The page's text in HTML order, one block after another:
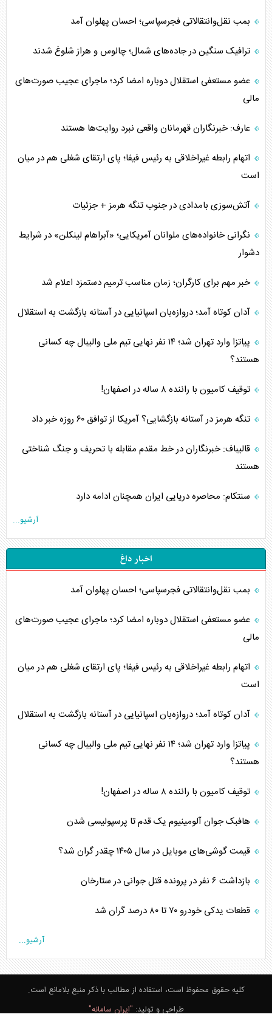
بمب نقل‌وانتقالاتی فجرسپاسی؛ احسان پهلوان آمد
ترافیک سنگین در جاده‌های شمال؛ چالوس و هراز شلوغ شدند
عضو مستعفی استقلال دوباره امضا کرد؛ ماجرای عجیب صورت‌های
مالی
عارف: خبرنگاران قهرمانان واقعی نبرد روایت‌ها هستند
اتهام رابطه غیراخلاقی به رئیس فیفا؛ پای ارتقای شغلی هم در میان
است
آتش‌سوزی بامدادی در جنوب تنگه هرمز + جزئیات
نگرانی خانواده‌های ملوانان آمریکایی؛ «آبراهام لینکلن» در شرایط
دشوار
خبر مهم برای کارگران؛ زمان مناسب ترمیم دستمزد اعلام شد
آدان کوتاه آمد؛ دروازه‌بان اسپانیایی در آستانه بازگشت به استقلال
پیاتزا وارد تهران شد؛ ۱۴ نفر نهایی تیم ملی والیبال چه کسانی
هستند؟
توقیف کامیون با راننده ۸ ساله در اصفهان!
تنگه هرمز در آستانه بازگشایی؟ آمریکا از توافق ۶۰ روزه خبر داد
قالیباف: خبرنگاران در خط مقدم مقابله با تحریف و جنگ شناختی
هستند
سنتکام: محاصره دریایی ایران همچنان ادامه دارد
آرشیو...
اخبار داغ
بمب نقل‌وانتقالاتی فجرسپاسی؛ احسان پهلوان آمد
عضو مستعفی استقلال دوباره امضا کرد؛ ماجرای عجیب صورت‌های
مالی
اتهام رابطه غیراخلاقی به رئیس فیفا؛ پای ارتقای شغلی هم در میان
است
آدان کوتاه آمد؛ دروازه‌بان اسپانیایی در آستانه بازگشت به استقلال
پیاتزا وارد تهران شد؛ ۱۴ نفر نهایی تیم ملی والیبال چه کسانی
هستند؟
توقیف کامیون با راننده ۸ ساله در اصفهان!
هافبک جوان آلومینیوم یک قدم تا پرسپولیسی شدن
قیمت گوشی‌های موبایل در سال ۱۴۰۵ چقدر گران شد؟
بازداشت ۶ نفر در پرونده قتل جوانی در ستارخان
قطعات یدکی خودرو ۷۰ تا ۸۰ درصد گران شد
آرشیو...
کلیه حقوق محفوظ است، استفاده از مطالب با ذکر منبع بلامانع است.
طراحی و تولید: "ایران سامانه"